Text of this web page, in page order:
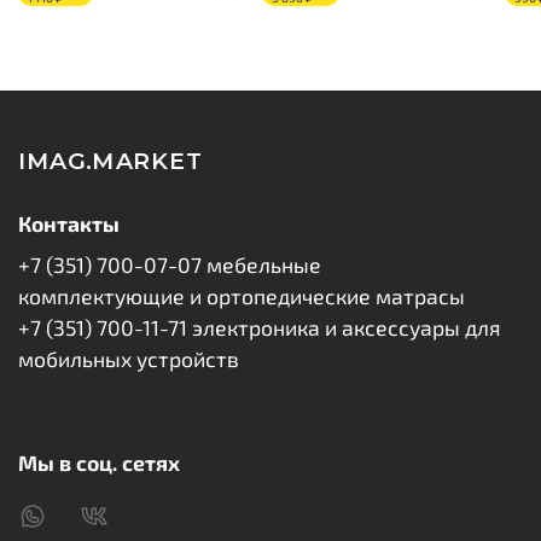
IMAG.MARKET
Контакты
+7 (351) 700-07-07 мебельные
комплектующие и ортопедические матрасы
+7 (351) 700-11-71 электроника и аксессуары для
мобильных устройств
Мы в соц. сетях